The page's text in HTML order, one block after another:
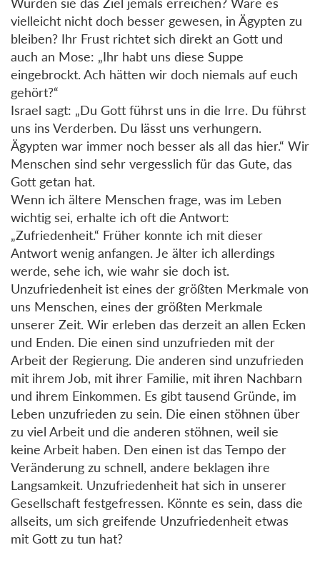
vielleicht nicht doch besser gewesen, in Ägypten zu
bleiben? Ihr Frust richtet sich direkt an Gott und
auch an Mose: „Ihr habt uns diese Suppe
eingebrockt. Ach hätten wir doch niemals auf euch
gehört?“
Israel sagt: „Du Gott führst uns in die Irre. Du führst
uns ins Verderben. Du lässt uns verhungern.
Ägypten war immer noch besser als all das hier.“ Wir
Menschen sind sehr vergesslich für das Gute, das
Gott getan hat.
Wenn ich ältere Menschen frage, was im Leben
wichtig sei, erhalte ich oft die Antwort:
„Zufriedenheit.“ Früher konnte ich mit dieser
Antwort wenig anfangen. Je älter ich allerdings
werde, sehe ich, wie wahr sie doch ist.
Unzufriedenheit ist eines der größten Merkmale von
uns Menschen, eines der größten Merkmale
unserer Zeit. Wir erleben das derzeit an allen Ecken
und Enden. Die einen sind unzufrieden mit der
Arbeit der Regierung. Die anderen sind unzufrieden
mit ihrem Job, mit ihrer Familie, mit ihren Nachbarn
und ihrem Einkommen. Es gibt tausend Gründe, im
Leben unzufrieden zu sein. Die einen stöhnen über
zu viel Arbeit und die anderen stöhnen, weil sie
keine Arbeit haben. Den einen ist das Tempo der
Veränderung zu schnell, andere beklagen ihre
Langsamkeit. Unzufriedenheit hat sich in unserer
Gesellschaft festgefressen. Könnte es sein, dass die
allseits, um sich greifende Unzufriedenheit etwas
mit Gott zu tun hat?